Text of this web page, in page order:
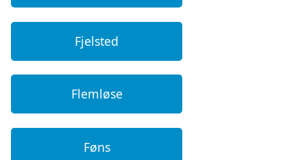
Fjelsted
Flemløse
Føns